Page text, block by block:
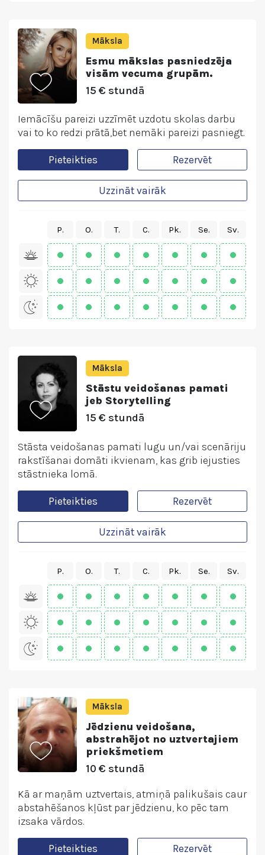
Māksla
Esmu mākslas pasniedzēja
visām vecuma grupām.
15 € stundā
Iemācīšu pareizi uzzīmēt uzdotu skolas darbu
vai to ko redzi prātā,bet nemāki pareizi pasniegt.
Pieteikties Rezervēt
Uzzināt vairāk
P. O. T. C. Pk. Se. Sv.
Māksla
Stāstu veidošanas pamati
jeb Storytelling
15 € stundā
Stāsta veidošanas pamati lugu un/vai scenāriju
rakstīšanai domāti ikvienam, kas grib iejusties
stāstnieka lomā.
Pieteikties Rezervēt
Uzzināt vairāk
P. O. T. C. Pk. Se. Sv.
Māksla
Jēdzienu veidošana,
abstrahējot no uztvertajiem
priekšmetiem
10 € stundā
Kā ar maņām uztvertais, atmiņā palikušais caur
abstahēšanos kļūst par jēdzienu, ko pēc tam
izsaka vārdos.
Pieteikties Rezervēt